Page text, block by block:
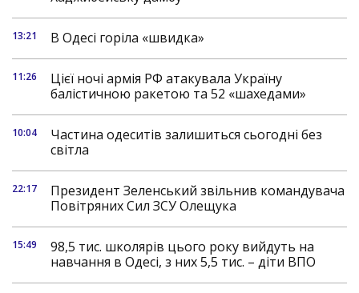
13:21 В Одесі горіла «швидка»
11:26
Цієї ночі армія РФ атакувала Україну
балістичною ракетою та 52 «шахедами»
10:04
Частина одеситів залишиться сьогодні без
світла
22:17
Президент Зеленський звільнив командувача
Повітряних Сил ЗСУ Олещука
15:49
98,5 тис. школярів цього року вийдуть на
навчання в Одесі, з них 5,5 тис. – діти ВПО